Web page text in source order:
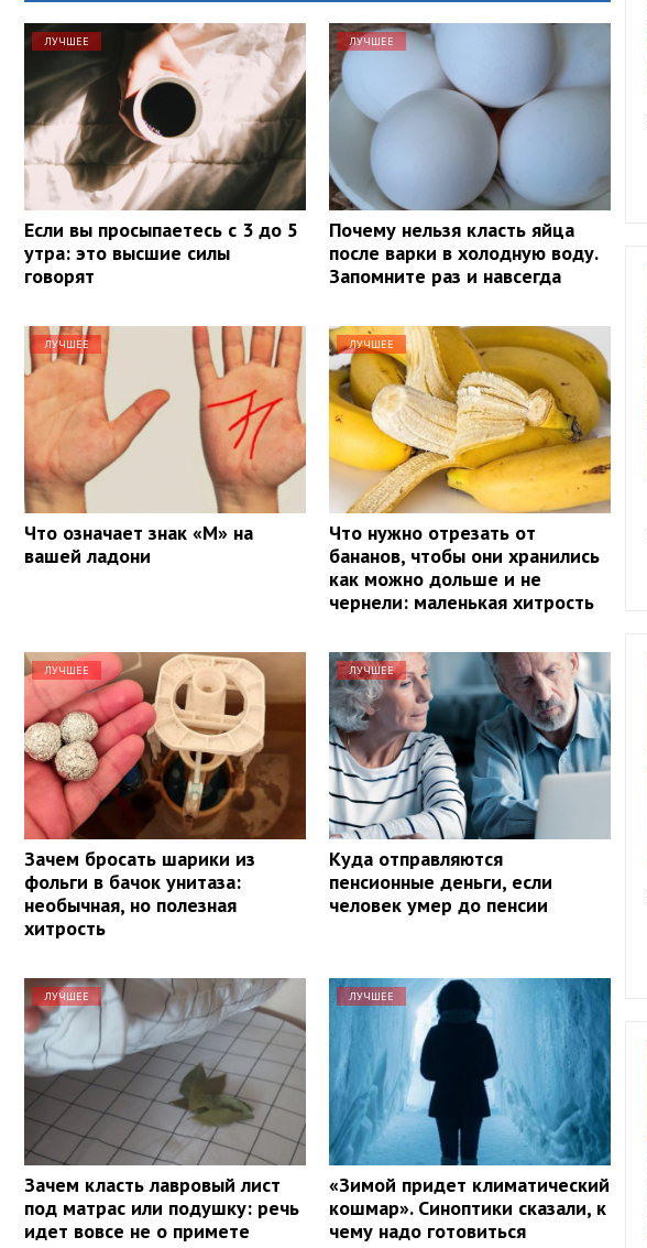
ЛУЧШЕЕ
Если вы просыпаетесь с 3 до 5
утра: это высшие силы
говорят
ЛУЧШЕЕ
Почему нельзя класть яйца
после варки в холодную воду.
Запомните раз и навсегда
ЛУЧШЕЕ
Что означает знак «М» на
вашей ладони
ЛУЧШЕЕ
Что нужно отрезать от
бананов, чтобы они хранились
как можно дольше и не
чернели: маленькая хитрость
ЛУЧШЕЕ
Зачем бросать шарики из
фольги в бачок унитаза:
необычная, но полезная
хитрость
ЛУЧШЕЕ
Куда отправляются
пенсионные деньги, если
человек умер до пенсии
ЛУЧШЕЕ
Зачем класть лавровый лист
под матрас или подушку: речь
идет вовсе не о примете
ЛУЧШЕЕ
«Зимой придет климатический
кошмар». Синоптики сказали, к
чему надо готовиться